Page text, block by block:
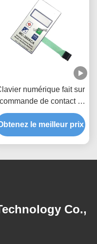
numérique fait sur
commande de contact à
membrane, contact à
membrane d'ANIMAL
FAMILIER de mètre de
le meilleur prix
Co.,